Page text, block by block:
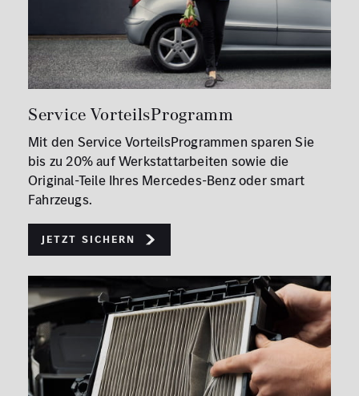
Service VorteilsProgramm
Mit den Service VorteilsProgrammen sparen Sie
bis zu 20% auf Werkstattarbeiten sowie die
Original-Teile Ihres Mercedes-Benz oder smart
Fahrzeugs.
Jetzt sichern